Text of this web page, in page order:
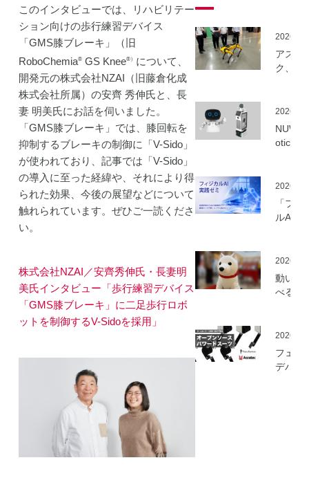
このインタビューでは、リハビリテー
ション向けの歩行練習デバイス
「GMS膝ブレーキ」（旧
RoboChemia®GS Knee®）
について、
開発元の株式会社NZAI（旧藤倉化成
株式会社所属）の安齊 秀伸氏と、長
妻 明美氏にお話を伺いました。
「GMS膝ブレーキ」では、膝回転を
抑制するブレーキの制御に「V-Sido」
が使われており、記事では「V-Sido」
の導入に至った経緯や、それにより得
られた効果、今後の展望などについて
触れられています。ぜひご一読くださ
い。
株式会社NZAI／安齊秀伸氏・長妻明
美氏インタビュー「歩行練習デバイス
「GMS膝ブレーキ」に二足歩行ロボ
ットを制御するV-Sidoを採用」
アスラ
ク、
を活用
建設向
ボット
実施
NUWA
otics社
いを開
「フィ
ルAI実
動いて
べる「
ロボッ
（バル
ロボッ
ト）」
フェア
デバイ